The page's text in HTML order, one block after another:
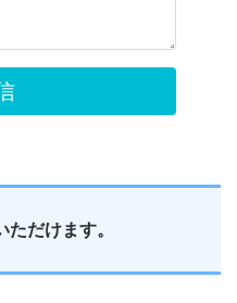
だけます。